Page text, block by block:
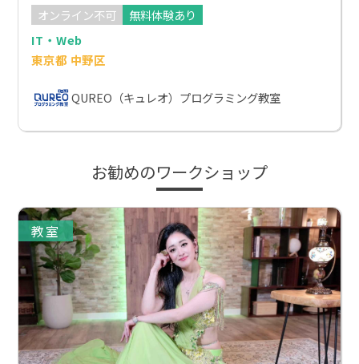
オンライン不可
無料体験あり
IT・Web
東京都 中野区
QUREO（キュレオ）プログラミング教室
お勧めのワークショップ
教室